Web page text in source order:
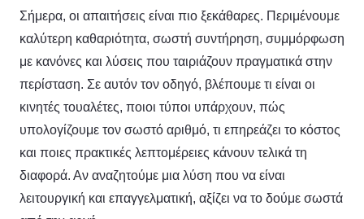
Σήμερα, οι απαιτήσεις είναι πιο ξεκάθαρες. Περιμένουμε
καλύτερη καθαριότητα, σωστή συντήρηση, συμμόρφωση
με κανόνες και λύσεις που ταιριάζουν πραγματικά στην
περίσταση. Σε αυτόν τον οδηγό, βλέπουμε τι είναι οι
κινητές τουαλέτες, ποιοι τύποι υπάρχουν, πώς
υπολογίζουμε τον σωστό αριθμό, τι επηρεάζει το κόστος
και ποιες πρακτικές λεπτομέρειες κάνουν τελικά τη
διαφορά. Αν αναζητούμε μια λύση που να είναι
λειτουργική και επαγγελματική, αξίζει να το δούμε σωστά